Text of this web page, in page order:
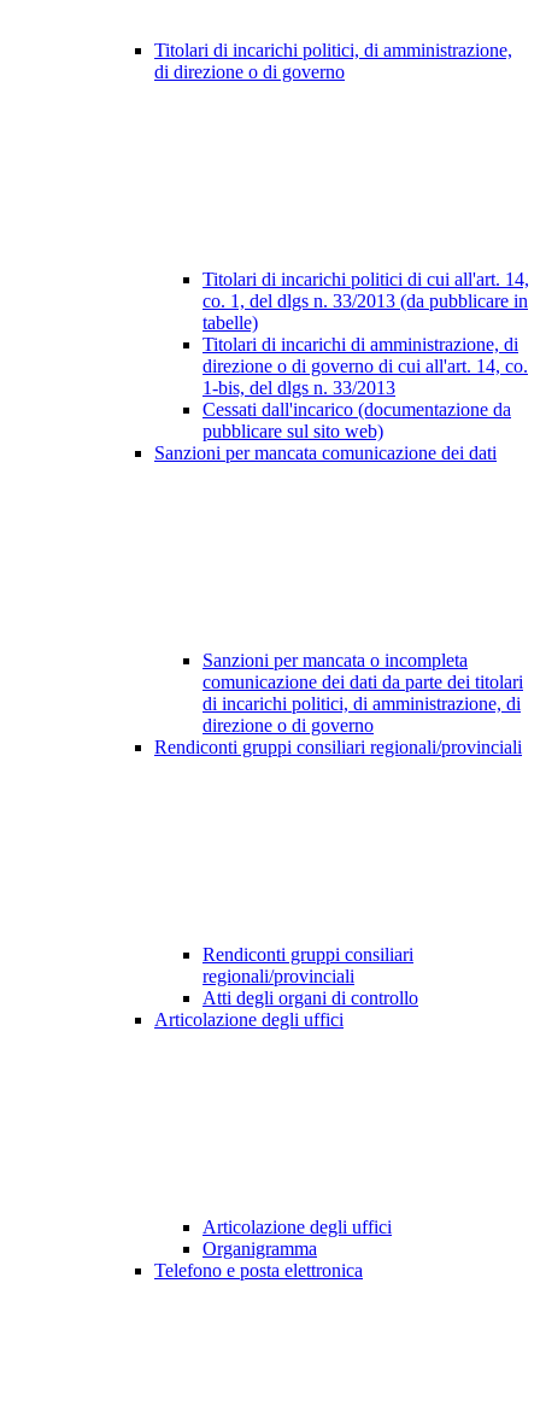
Titolari di incarichi politici, di amministrazione,
di direzione o di governo
Titolari di incarichi politici di cui all'art. 14,
co. 1, del dlgs n. 33/2013 (da pubblicare in
tabelle)
Titolari di incarichi di amministrazione, di
direzione o di governo di cui all'art. 14, co.
1-bis, del dlgs n. 33/2013
Cessati dall'incarico (documentazione da
pubblicare sul sito web)
Sanzioni per mancata comunicazione dei dati
Sanzioni per mancata o incompleta
comunicazione dei dati da parte dei titolari
di incarichi politici, di amministrazione, di
direzione o di governo
Rendiconti gruppi consiliari regionali/provinciali
Rendiconti gruppi consiliari
regionali/provinciali
Atti degli organi di controllo
Articolazione degli uffici
Articolazione degli uffici
Organigramma
Telefono e posta elettronica